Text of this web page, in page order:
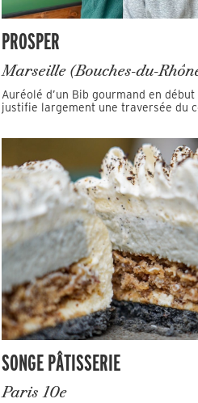
PROSPER
Marseille (Bouches-du-
Auréolé d’un Bib gourmand en début
justifie largement une traversée du
SONGE PÂTISSERIE
Paris 10e